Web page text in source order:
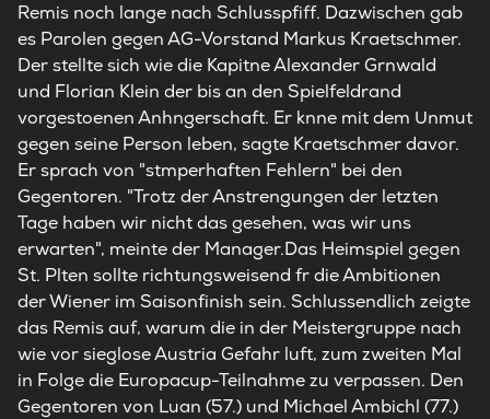
Remis noch lange nach Schlusspfiff. Dazwischen gab
es Parolen gegen AG-Vorstand Markus Kraetschmer.
Der stellte sich wie die Kapitne Alexander Grnwald
und Florian Klein der bis an den Spielfeldrand
vorgestoenen Anhngerschaft. Er knne mit dem Unmut
gegen seine Person leben, sagte Kraetschmer davor.
Er sprach von "stmperhaften Fehlern" bei den
Gegentoren. "Trotz der Anstrengungen der letzten
Tage haben wir nicht das gesehen, was wir uns
erwarten", meinte der Manager.Das Heimspiel gegen
St. Plten sollte richtungsweisend fr die Ambitionen
der Wiener im Saisonfinish sein. Schlussendlich zeigte
das Remis auf, warum die in der Meistergruppe nach
wie vor sieglose Austria Gefahr luft, zum zweiten Mal
in Folge die Europacup-Teilnahme zu verpassen. Den
Gegentoren von Luan (57.) und Michael Ambichl (77.)